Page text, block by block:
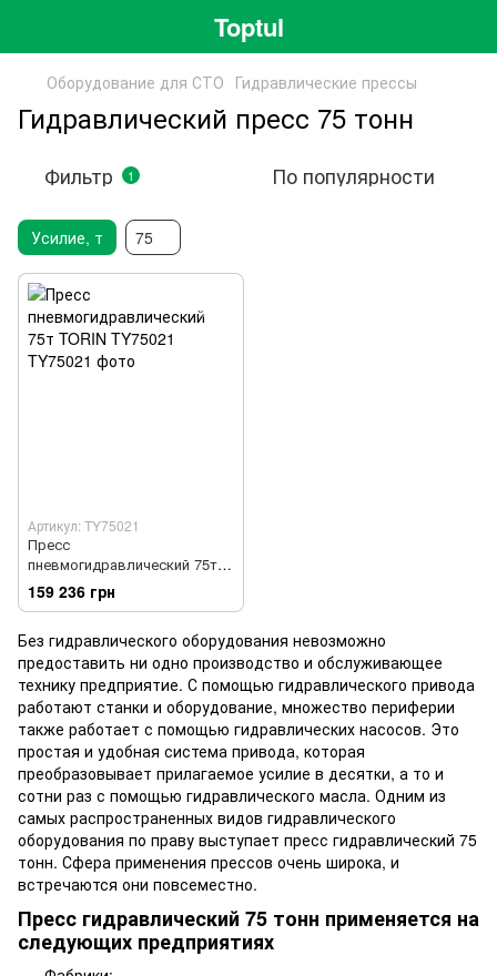
Toptul
Оборудование для СТО Гидравлические прессы
Гидравлический пресс 75 тонн
Фильтр 1 По популярности
Усилие, т 75
Артикул: TY75021
Пресс
пневмогидравлический 75т
TORIN TY75021
159 236 грн
Без гидравлического оборудования невозможно
предоставить ни одно производство и обслуживающее
технику предприятие. С помощью гидравлического привода
работают станки и оборудование, множество периферии
также работает с помощью гидравлических насосов. Это
простая и удобная система привода, которая
преобразовывает прилагаемое усилие в десятки, а то и
сотни раз с помощью гидравлического масла. Одним из
самых распространенных видов гидравлического
оборудования по праву выступает пресс гидравлический 75
тонн. Сфера применения прессов очень широка, и
встречаются они повсеместно.
Пресс гидравлический 75 тонн применяется на
следующих предприятиях